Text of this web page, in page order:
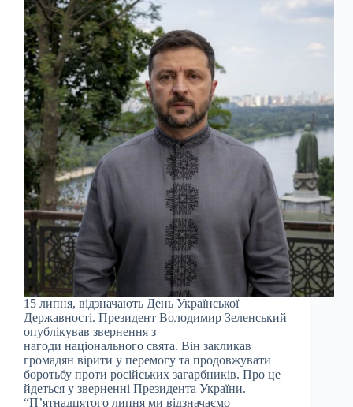
15 липня, відзначають День Української
Державності. Президент Володимир Зеленський
опублікував звернення з
нагоди національного свята. Він закликав
громадян вірити у перемогу та продовжувати
боротьбу проти російських загарбників. Про це
йдеться у зверненні Президента України.
“П’ятнадцятого липня ми відзначаємо